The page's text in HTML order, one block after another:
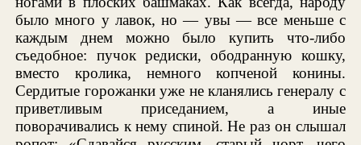
было много у лавок, но — увы — все меньше с
каждым днем можно было купить что-либо
съедобное: пучок редиски, ободранную кошку,
вместо кролика, немного копченой конины.
Сердитые горожанки уже не кланялись генералу с
приветливым приседанием, а иные
поворачивались к нему спиной. Не раз он слышал